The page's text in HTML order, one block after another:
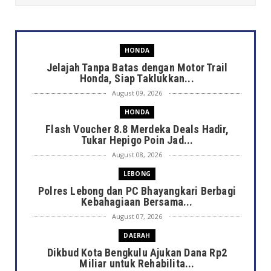
HONDA
Jelajah Tanpa Batas dengan Motor Trail
Honda, Siap Taklukkan...
August 09, 2026
HONDA
Flash Voucher 8.8 Merdeka Deals Hadir,
Tukar Hepigo Poin Jad...
August 08, 2026
LEBONG
Polres Lebong dan PC Bhayangkari Berbagi
Kebahagiaan Bersama...
August 07, 2026
DAERAH
Dikbud Kota Bengkulu Ajukan Dana Rp2
Miliar untuk Rehabilita...